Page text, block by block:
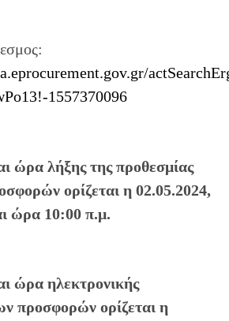
1557370096
ώρα λήξης της προθεσμίας
ορίζεται η 02.05.2024,
ώρα 10:00 π.μ.
ώρα ηλεκτρονικής
προσφορών ορίζεται η